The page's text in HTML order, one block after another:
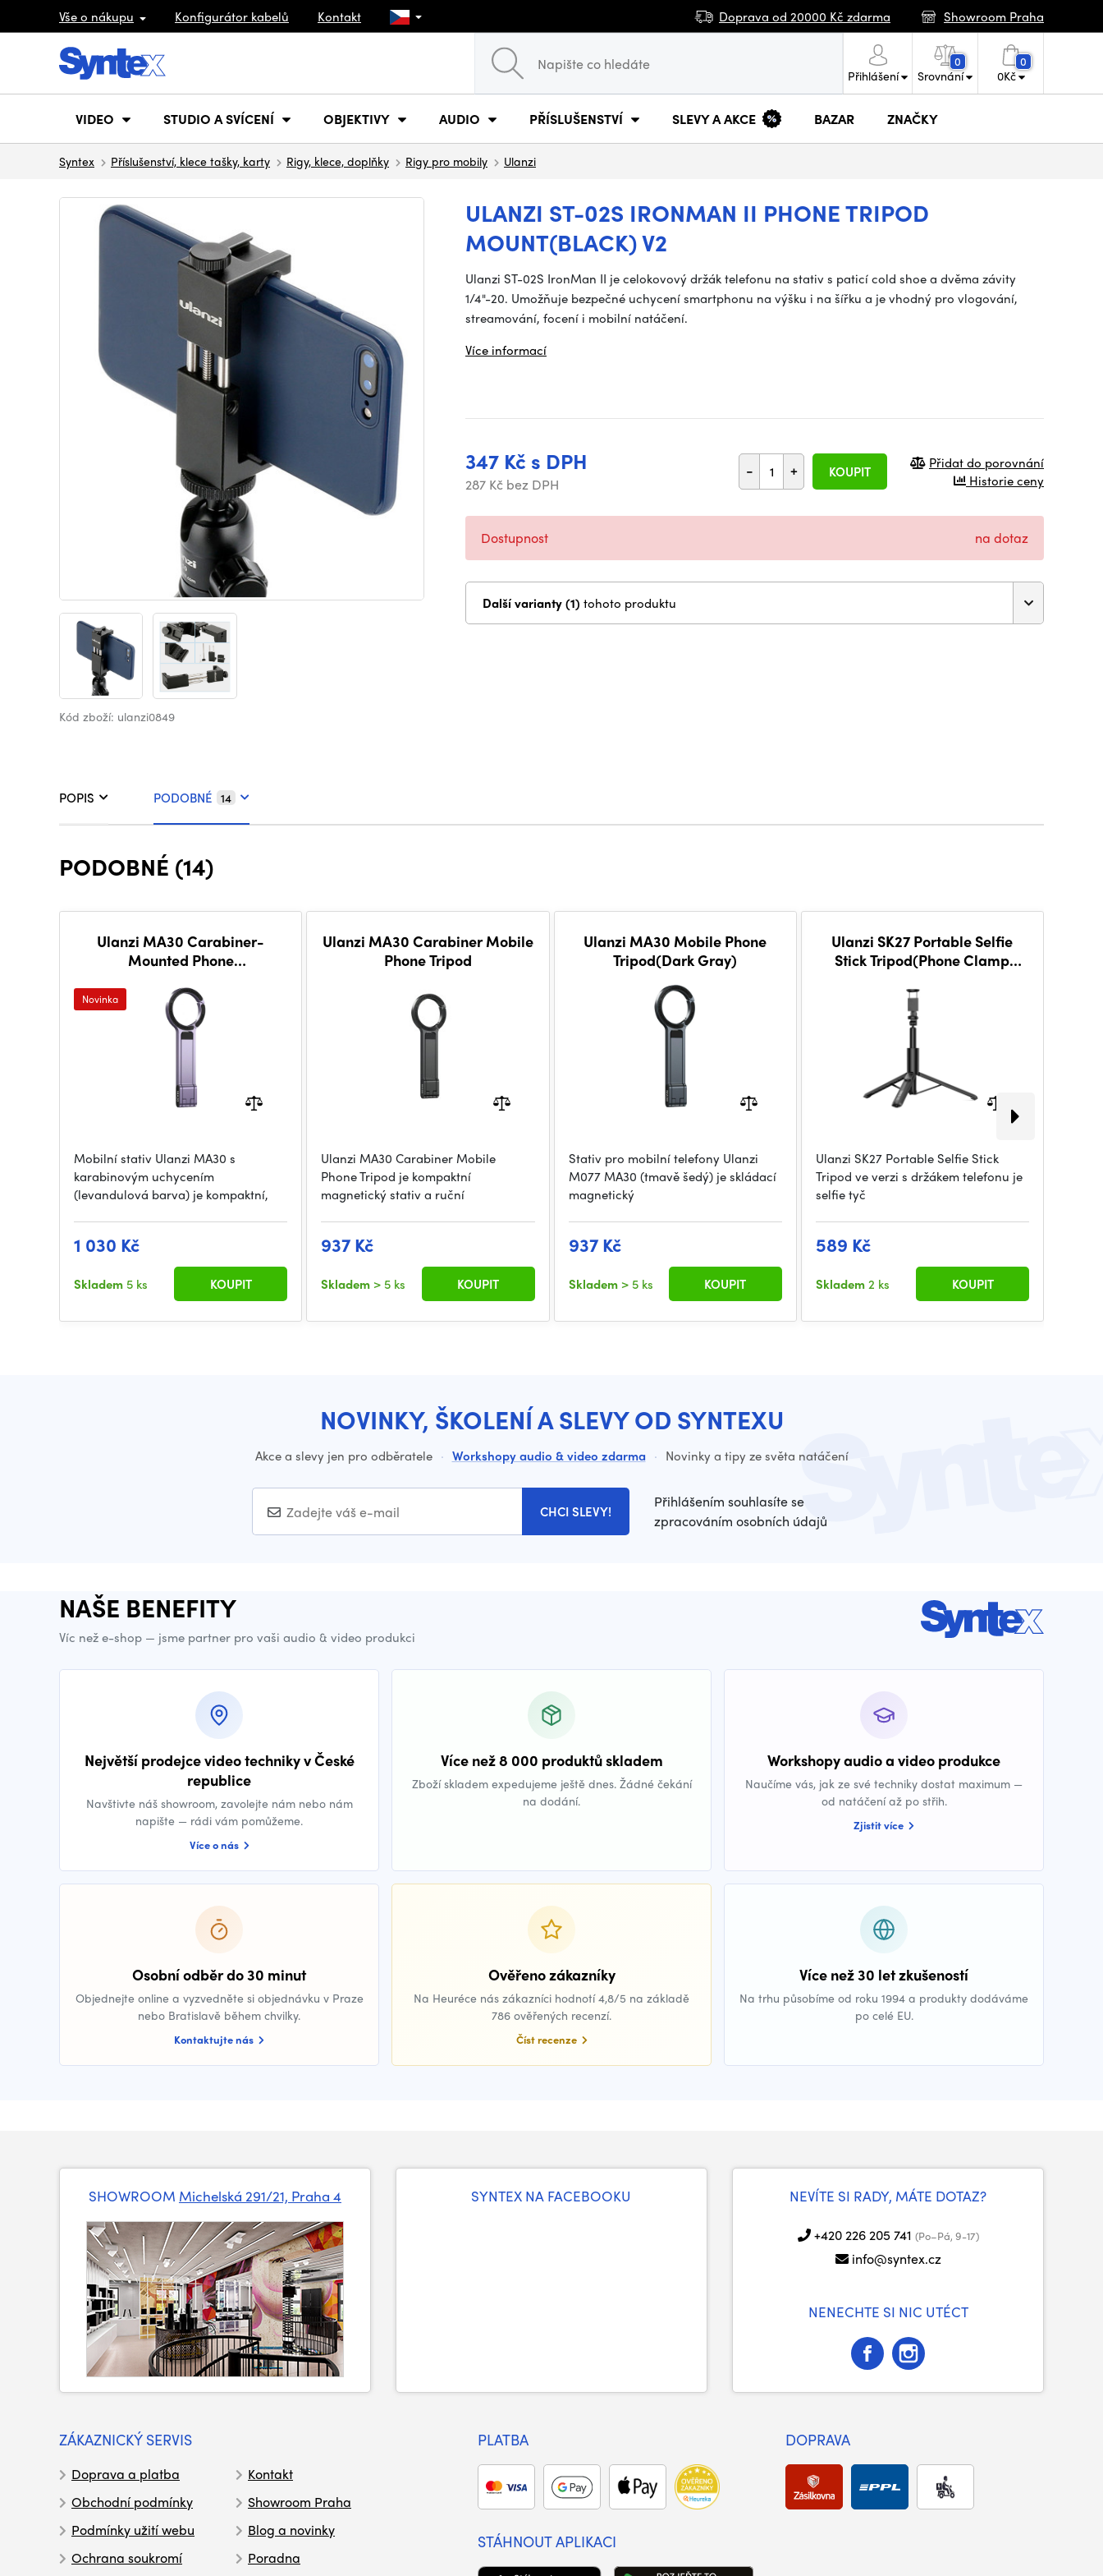
Vše o nákupu Konfigurátor kabelů Kontakt Doprava od 20000 Kč zdarma Showroom Praha
Přihlášení
0
Srovnání
0
0Kč
VIDEO STUDIO A SVÍCENÍ OBJEKTIVY AUDIO PŘÍSLUŠENSTVÍ SLEVY A AKCE BAZAR ZNAČKY
Syntex Příslušenství, klece tašky, karty Rigy, klece, doplňky Rigy pro mobily Ulanzi
ULANZI ST-02S IRONMAN II PHONE TRIPOD
MOUNT(BLACK) V2
Kód zboží: ulanzi0849
Ulanzi ST-02S IronMan II je celokovový držák telefonu na stativ s paticí cold shoe a dvěma závity
1/4"-20. Umožňuje bezpečné uchycení smartphonu na výšku i na šířku a je vhodný pro vlogování,
streamování, focení i mobilní natáčení.
Více informací
347 Kč s DPH
287 Kč bez DPH
- + KOUPIT
Přidat do porovnání
Historie ceny
Dostupnost na dotaz
Další varianty (1) tohoto produktu
POPIS PODOBNÉ 14
PODOBNÉ (14)
Ulanzi MA30 Carabiner-
Mounted Phone
Novinka
Mobilní stativ Ulanzi MA30 s
karabinovým uchycením
(levandulová barva) je kompaktní,
1 030 Kč
Skladem 5 ks KOUPIT
Ulanzi MA30 Carabiner Mobile
Phone Tripod
Ulanzi MA30 Carabiner Mobile
Phone Tripod je kompaktní
magnetický stativ a ruční
937 Kč
Skladem > 5 ks KOUPIT
Ulanzi MA30 Mobile Phone
Tripod(Dark Gray)
Stativ pro mobilní telefony Ulanzi
M077 MA30 (tmavě šedý) je skládací
magnetický
937 Kč
Skladem > 5 ks KOUPIT
Ulanzi SK27 Portable Selfie
Stick Tripod(Phone Clamp
Ulanzi SK27 Portable Selfie Stick
Tripod ve verzi s držákem telefonu je
selfie tyč
589 Kč
Skladem2 ks KOUPIT
NOVINKY, ŠKOLENÍ A SLEVY OD SYNTEXU
Akce a slevy jen pro odběratele · Workshopy audio & video zdarma · Novinky a tipy ze světa natáčení
CHCI SLEVY!
Přihlášením souhlasíte se
zpracováním osobních údajů
NAŠE BENEFITY
Víc než e-shop — jsme partner pro vaši audio & video produkci
Největší prodejce video techniky v České
republice
Navštivte náš showroom, zavolejte nám nebo nám
napište — rádi vám pomůžeme.
Více o nás
Více než 8 000 produktů skladem
Zboží skladem expedujeme ještě dnes. Žádné čekání
na dodání.
Workshopy audio a video produkce
Naučíme vás, jak ze své techniky dostat maximum —
od natáčení až po střih.
Zjistit více
Osobní odběr do 30 minut
Objednejte online a vyzvedněte si objednávku v Praze
nebo Bratislavě během chvilky.
Kontaktujte nás
Ověřeno zákazníky
Na Heuréce nás zákazníci hodnotí 4,8/5 na základě
786 ověřených recenzí.
Číst recenze
Více než 30 let zkušeností
Na trhu působíme od roku 1994 a produkty dodáváme
po celé EU.
SHOWROOM Michelská 291/21, Praha 4 SYNTEX NA FACEBOOKU NEVÍTE SI RADY, MÁTE DOTAZ?
+420 226 205 741 (Po–Pá, 9-17)
info@syntex.cz
NENECHTE SI NIC UTÉCT
ZÁKAZNICKÝ SERVIS
Doprava a platba
Obchodní podmínky
Podmínky užití webu
Ochrana soukromí
Kontakt
Showroom Praha
Blog a novinky
Poradna
PLATBA DOPRAVA
STÁHNOUT APLIKACI